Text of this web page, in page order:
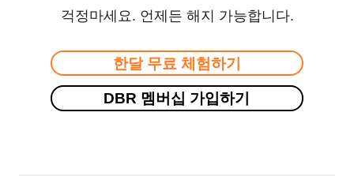
걱정마세요. 언제든 해지 가능합니다.
한달 무료 체험하기
DBR 멤버십 가입하기